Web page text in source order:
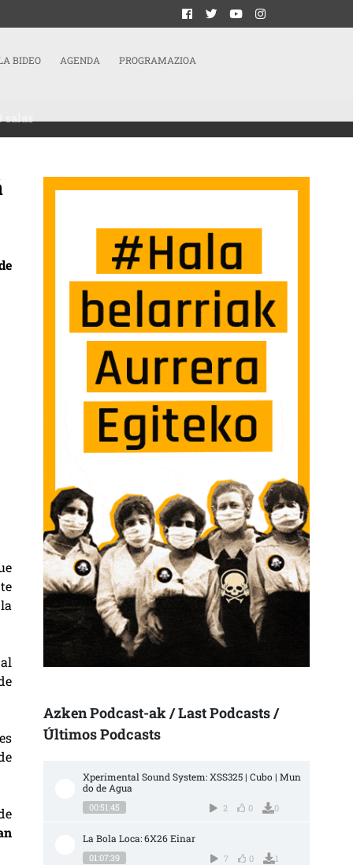
BIDEO AGENDA PROGRAMAZIOA
salas
3 DE MARZO’, QUE LLEGARÁ EN MAYO A MÁS DE 60 SALAS SARRERAN
Azken Podcast-ak / Last Podcasts /
Últimos Podcasts
Xperimental Sound System: XSS325 | Cubo | Mun
do de Agua
00:51:45 2 0 0
La Bola Loca: 6X26 Einar
01:07:39 7 0 1